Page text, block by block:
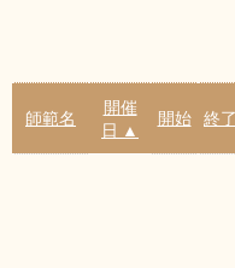
師範名
開催
日 ▲
開始 終了